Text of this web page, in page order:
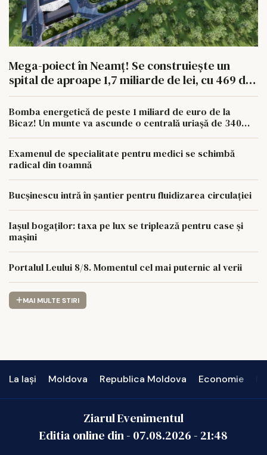
Mega-poiect în Neamț! Se construiește un
spital de aproape 1,7 miliarde de lei, cu 469 de
paturi
Bomba energetică de peste 1 miliard de euro de la
Bicaz! Un munte va ascunde o centrală uriașă de 340
Examenul de specialitate pentru medici se schimbă
radical din toamnă
Bucșinescu intră în șantier pentru fluidizarea circulației
Iașul bogaților: taxa pe lux se triplează pentru case și
mașini
Portalul Leului 8/8. Momentul cel mai puternic al verii
MAI MULTE STIRI
La Iași Moldova Republica Moldova Economie
Ziarul Evenimentul
Editia online din - 07.08.2026- 21:48